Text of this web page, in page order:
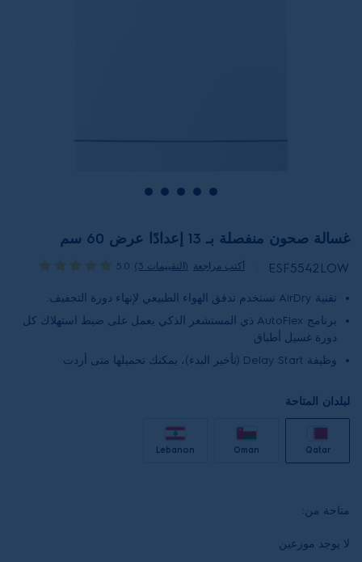
غسالة صحون منفصلة بـ 13 إعدادًا عرض 60 سم
ESF5542LOW
5.0 (3 التقييمات) أكتب مراجعة
تقنية AirDry تستخدم تدفق الهواء الطبيعي لإنهاء دورة التجفيف.
برنامج AutoFlex ذي المستشعر الذكي يعمل على ضبط استهلاك كل
دورة غسيل أطباق
وظيفة Delay Start (تأخير البدء)، يمكنك تحميلها متى أردت
لبلدان المتاحة
Qatar
Oman
Lebanon
متاحة من:
لا يوجد موزعين